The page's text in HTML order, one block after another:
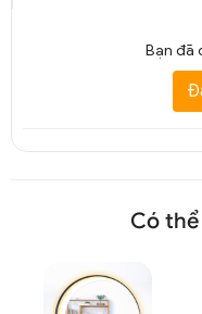
Bạn đã
Có